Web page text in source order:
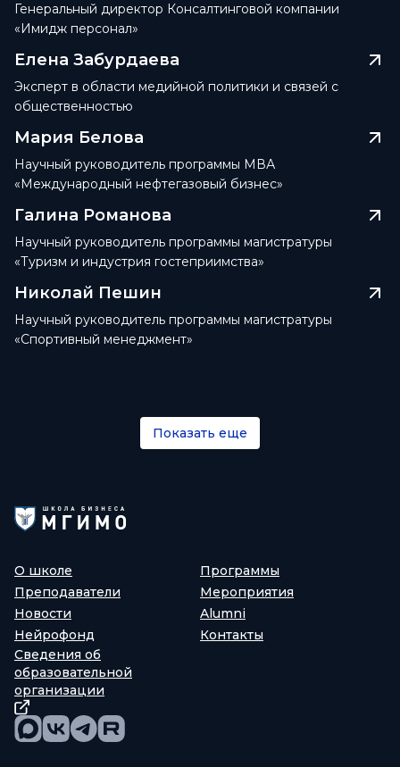
Генеральный директор Консалтинговой компании
«Имидж персонал»
Елена Забурдаева
Эксперт в области медийной политики и связей с
общественностью
Мария Белова
Научный руководитель программы МВА
«Международный нефтегазовый бизнес»
Галина Романова
Научный руководитель программы магистратуры
«Туризм и индустрия гостеприимства»
Николай Пешин
Научный руководитель программы магистратуры
«Спортивный менеджмент»
Показать еще
О школе
Программы
Преподаватели
Мероприятия
Новости
Alumni
Нейрофонд
Контакты
Сведения об
образовательной
организации